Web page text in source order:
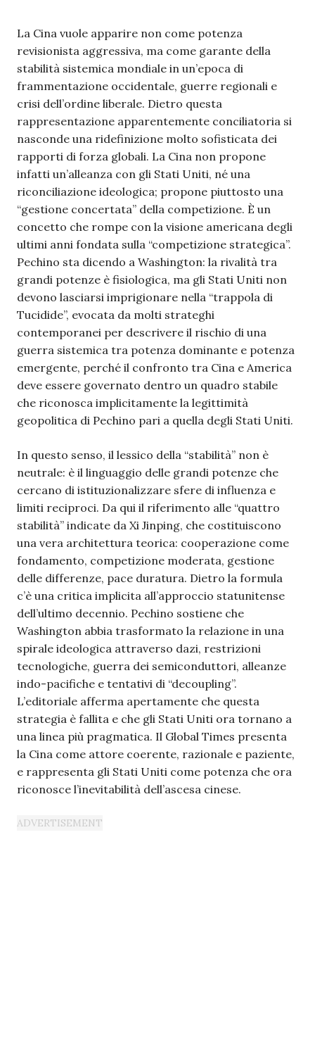
La Cina vuole apparire non come potenza
revisionista aggressiva, ma come garante della
stabilità sistemica mondiale in un’epoca di
frammentazione occidentale, guerre regionali e
crisi dell’ordine liberale. Dietro questa
rappresentazione apparentemente conciliatoria si
nasconde una ridefinizione molto sofisticata dei
rapporti di forza globali. La Cina non propone
infatti un’alleanza con gli Stati Uniti, né una
riconciliazione ideologica; propone piuttosto una
“gestione concertata” della competizione. È un
concetto che rompe con la visione americana degli
ultimi anni fondata sulla “competizione strategica”.
Pechino sta dicendo a Washington: la rivalità tra
grandi potenze è fisiologica, ma gli Stati Uniti non
devono lasciarsi imprigionare nella “trappola di
Tucidide”, evocata da molti strateghi
contemporanei per descrivere il rischio di una
guerra sistemica tra potenza dominante e potenza
emergente, perché il confronto tra Cina e America
deve essere governato dentro un quadro stabile
che riconosca implicitamente la legittimità
geopolitica di Pechino pari a quella degli Stati Uniti.
In questo senso, il lessico della “stabilità” non è
neutrale: è il linguaggio delle grandi potenze che
cercano di istituzionalizzare sfere di influenza e
limiti reciproci. Da qui il riferimento alle “quattro
stabilità” indicate da Xi Jinping, che costituiscono
una vera architettura teorica: cooperazione come
fondamento, competizione moderata, gestione
delle differenze, pace duratura. Dietro la formula
c’è una critica implicita all’approccio statunitense
dell’ultimo decennio. Pechino sostiene che
Washington abbia trasformato la relazione in una
spirale ideologica attraverso dazi, restrizioni
tecnologiche, guerra dei semiconduttori, alleanze
indo-pacifiche e tentativi di “decoupling”.
L’editoriale afferma apertamente che questa
strategia è fallita e che gli Stati Uniti ora tornano a
una linea più pragmatica. Il Global Times presenta
la Cina come attore coerente, razionale e paziente,
e rappresenta gli Stati Uniti come potenza che ora
riconosce l’inevitabilità dell’ascesa cinese.